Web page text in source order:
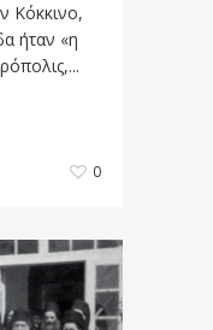
Κόκκινο,
ήταν «η
0